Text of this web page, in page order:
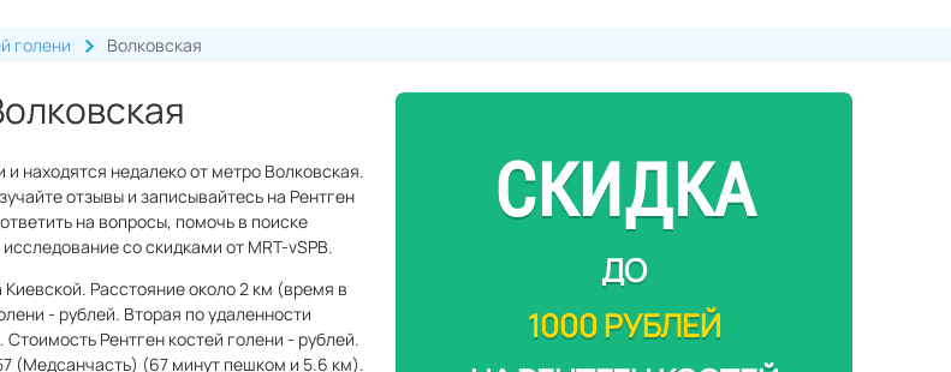
голени Волковская
находятся недалеко от метро Волковская.
отзывы и записывайтесь на Рентген
на вопросы, помочь в поиске
со скидками от MRT-vSPB.
Расстояние около 2 км (время в
- рублей. Вторая по удаленности
Рентген костей голени - рублей.
(Медсанчасть) (67 минут пешком и 5.6 км).
СКИДКА
ДО
1000 РУБЛЕЙ